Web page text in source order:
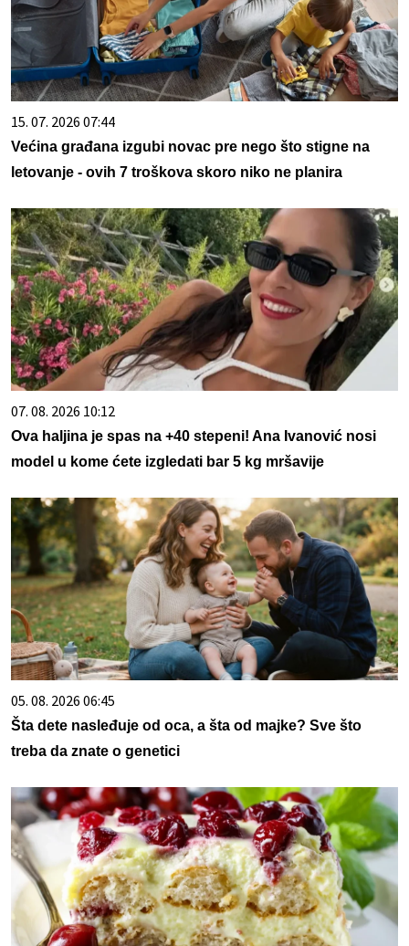
15. 07. 2026 07:44
Većina građana izgubi novac pre nego što stigne na
letovanje - ovih 7 troškova skoro niko ne planira
07. 08. 2026 10:12
Ova haljina je spas na +40 stepeni! Ana Ivanović nosi
model u kome ćete izgledati bar 5 kg mršavije
05. 08. 2026 06:45
Šta dete nasleđuje od oca, a šta od majke? Sve što
treba da znate o genetici